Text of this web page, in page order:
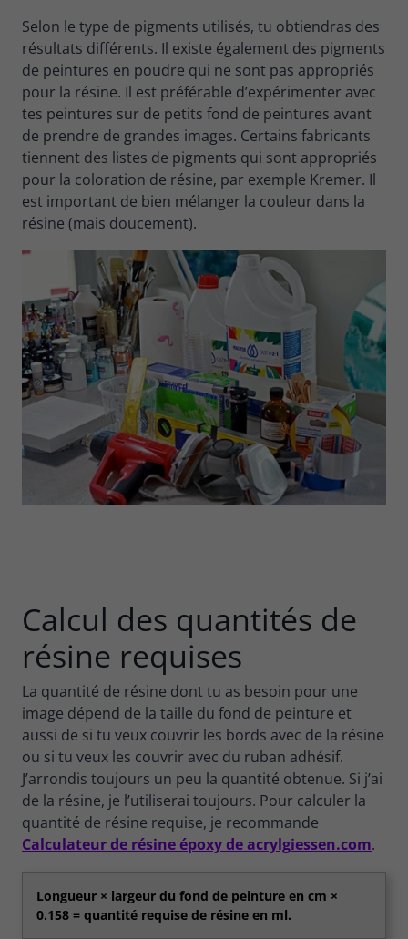
Selon le type de pigments utilisés, tu obtiendras des
résultats différents. Il existe également des pigments
de peintures en poudre qui ne sont pas appropriés
pour la résine. Il est préférable d’expérimenter avec
tes peintures sur de petits fond de peintures avant
de prendre de grandes images. Certains fabricants
tiennent des listes de pigments qui sont appropriés
pour la coloration de résine, par exemple Kremer. Il
est important de bien mélanger la couleur dans la
résine (mais doucement).
Calcul des quantités de
résine requises
La quantité de résine dont tu as besoin pour une
image dépend de la taille du fond de peinture et
aussi de si tu veux couvrir les bords avec de la résine
ou si tu veux les couvrir avec du ruban adhésif.
J’arrondis toujours un peu la quantité obtenue. Si j’ai
de la résine, je l’utiliserai toujours. Pour calculer la
quantité de résine requise, je recommande
Calculateur de résine époxy de acrylgiessen.com.
Longueur × largeur du fond de peinture en cm ×
0.158 = quantité requise de résine en ml.